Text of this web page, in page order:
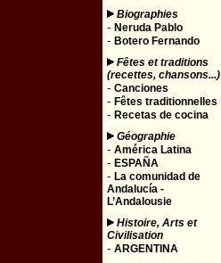
Biographies
- Neruda Pablo
- Botero Fernando
Fêtes et traditions
(recettes, chansons...)
- Canciones
- Fêtes traditionnelles
- Recetas de cocina
Géographie
- América Latina
- ESPAÑA
- La comunidad de
Andalucía -
L’Andalousie
Histoire, Arts et
Civilisation
- ARGENTINA